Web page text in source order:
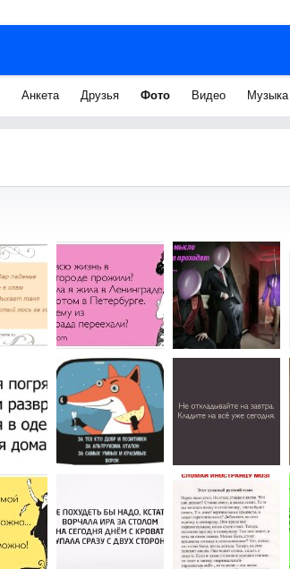
Анкета Друзья Фото Видео Музыка